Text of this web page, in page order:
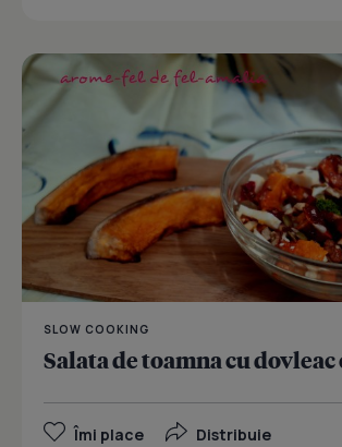
SLOW COOKING
Salata de toamna cu
Îmi place Distribuie